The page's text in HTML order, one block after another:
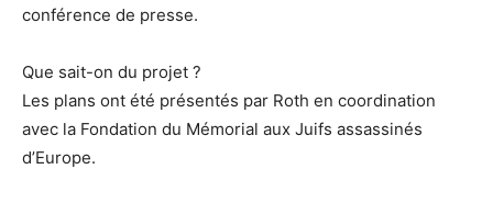
conférence de presse.
Que sait-on du projet ?
Les plans ont été présentés par Roth en coordination
avec la Fondation du Mémorial aux Juifs assassinés
d’Europe.